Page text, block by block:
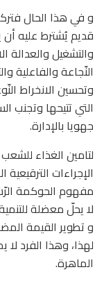
و في هذا الحال
قديم يُشترط عليه أن
والتشغيل والعدالة
النّجاعة والفاعلية
وتحسين الانخراط
التي تتيحها وتجنب
جهويا بالإدارة.
لتامين الغذاء
الإجراءات الترقيعية
مفهوم الحوكمة
لا يحلّ معضلة
و تطوير القيمة
لهذا، وهذا الفرد
الماهرة.